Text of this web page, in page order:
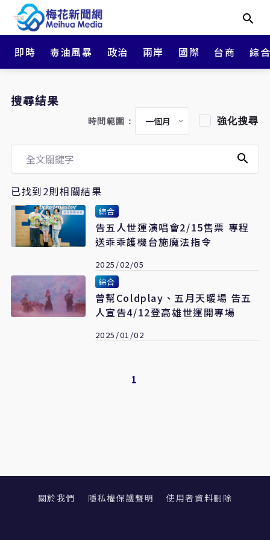
即時 毒油風暴 政治 兩岸 國際 台商 綜
搜尋結果
時間範圍： 強化搜尋
已找到2則相關結果
綜合
告五人世運演唱會2/15售票 專程
送乖乖護機台施魔法指令
2025/02/05
綜合
曾幫Coldplay、五月天暖場 告五
人宣告4/12登高雄世運開專場
2025/01/02
1
關於我們 隱私權保護聲明 使用者資料刪除